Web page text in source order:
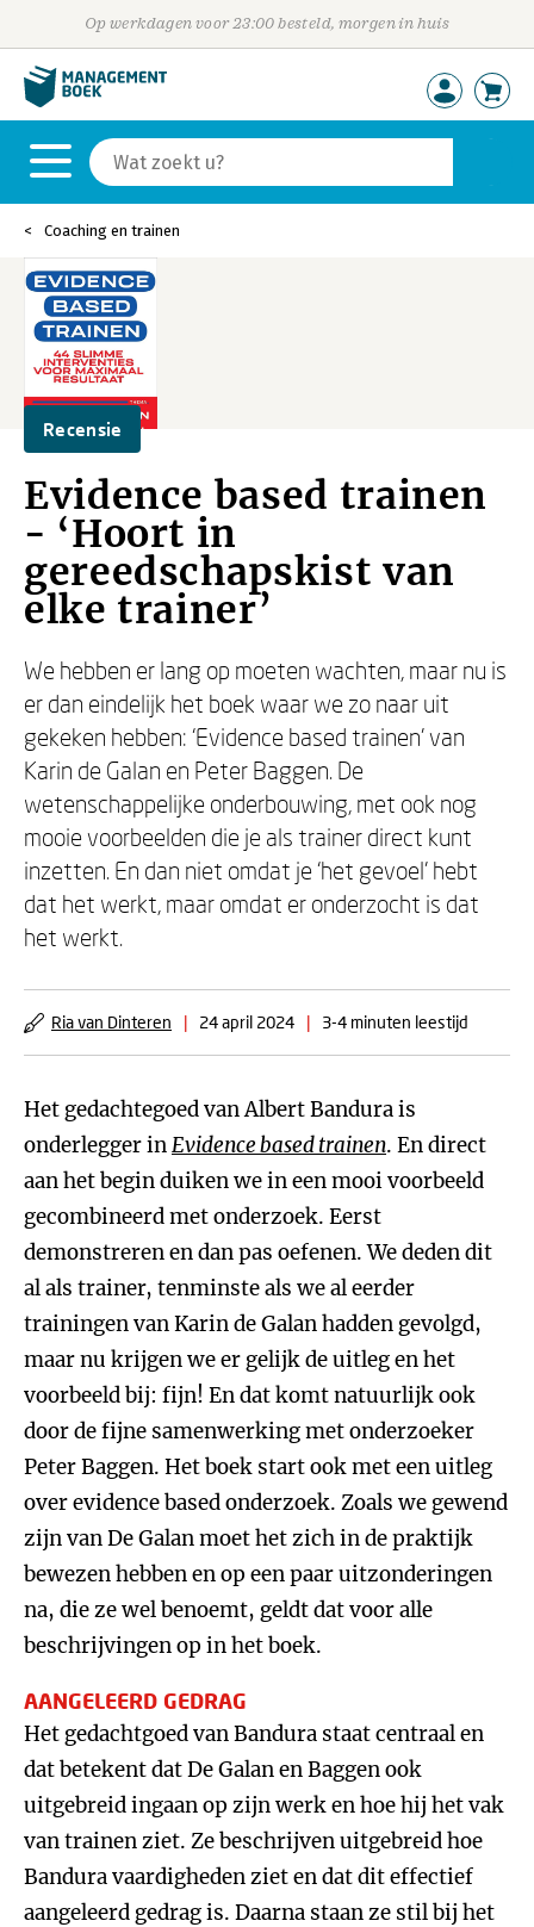
Op werkdagen voor 23:00 besteld, morgen in huis
Coaching en trainen
Recensie
Evidence based trainen
- ‘Hoort in
gereedschapskist van
elke trainer’
We hebben er lang op moeten wachten, maar nu is
er dan eindelijk het boek waar we zo naar uit
gekeken hebben: ‘Evidence based trainen’ van
Karin de Galan en Peter Baggen. De
wetenschappelijke onderbouwing, met ook nog
mooie voorbeelden die je als trainer direct kunt
inzetten. En dan niet omdat je ‘het gevoel’ hebt
dat het werkt, maar omdat er onderzocht is dat
het werkt.
Ria van Dinteren | 24 april 2024 | 3-4 minuten leestijd
Het gedachtegoed van Albert Bandura is
onderlegger inEvidence based trainen. En direct
aan het begin duiken we in een mooi voorbeeld
gecombineerd met onderzoek. Eerst
demonstreren en dan pas oefenen. We deden dit
al als trainer, tenminste als we al eerder
trainingen van Karin de Galan hadden gevolgd,
maar nu krijgen we er gelijk de uitleg en het
voorbeeld bij: fijn! En dat komt natuurlijk ook
door de fijne samenwerking met onderzoeker
Peter Baggen. Het boek start ook met een uitleg
over evidence based onderzoek. Zoals we gewend
zijn van De Galan moet het zich in de praktijk
bewezen hebben en op een paar uitzonderingen
na, die ze wel benoemt, geldt dat voor alle
beschrijvingen op in het boek.
AANGELEERD GEDRAG
Het gedachtgoed van Bandura staat centraal en
dat betekent dat De Galan en Baggen ook
uitgebreid ingaan op zijn werk en hoe hij het vak
van trainen ziet. Ze beschrijven uitgebreid hoe
Bandura vaardigheden ziet en dat dit effectief
aangeleerd gedrag is. Daarna staan ze stil bij het